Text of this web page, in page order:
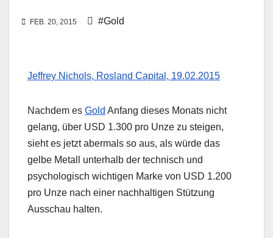
FEB. 20, 2015 #Gold
Jeffrey Nichols, Rosland Capital, 19.02.2015
Nachdem es Gold Anfang dieses Monats nicht
gelang, über USD 1.300 pro Unze zu steigen,
sieht es jetzt abermals so aus, als würde das
gelbe Metall unterhalb der technisch und
psychologisch wichtigen Marke von USD 1.200
pro Unze nach einer nachhaltigen Stützung
Ausschau halten.